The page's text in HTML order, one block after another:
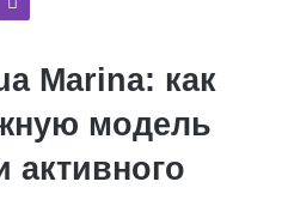
Marina: как
модель
активного